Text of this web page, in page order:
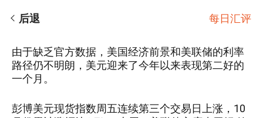
后退 每日汇评
由于缺乏官方数据，美国经济前景和美联储的利率
路径仍不明朗，美元迎来了今年以来表现第二好的
一个月。
彭博美元现货指数周五连续第三个交易日上涨，10